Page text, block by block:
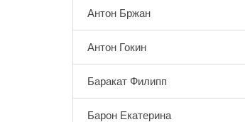
Антон Бржан
Антон Гокин
Баракат Филипп
Барон Екатерина